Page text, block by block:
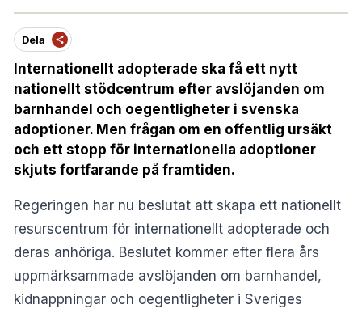
Dela
Internationellt adopterade ska få ett nytt
nationellt stödcentrum efter avslöjanden om
barnhandel och oegentligheter i svenska
adoptioner. Men frågan om en offentlig ursäkt
och ett stopp för internationella adoptioner
skjuts fortfarande på framtiden.
Regeringen har nu beslutat att skapa ett nationellt
resurscentrum för internationellt adopterade och
deras anhöriga. Beslutet kommer efter flera års
uppmärksammade avslöjanden om barnhandel,
kidnappningar och oegentligheter i Sveriges